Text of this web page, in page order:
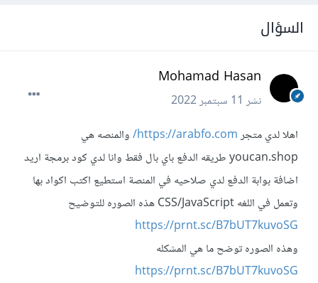
السؤال
Mohamad Hasan
نشر11 سبتمبر 2022
اهلا لدي متجرhttps://arabfo.com/ والمنصه هي
youcan.shop طريقه الدفع باي بال فقط وانا لدي كود برمجة اريد
اضافة بوابة الدفع لدي صلاحيه في المنصة استطيع اكتب اكواد بها
وتعمل في اللغه CSS/JavaScript هذه الصوره للتوضيح
https://prnt.sc/B7bUT7kuvoSG
وهذه الصوره توضح ما هي المشكله
https://prnt.sc/B7bUT7kuvoSG